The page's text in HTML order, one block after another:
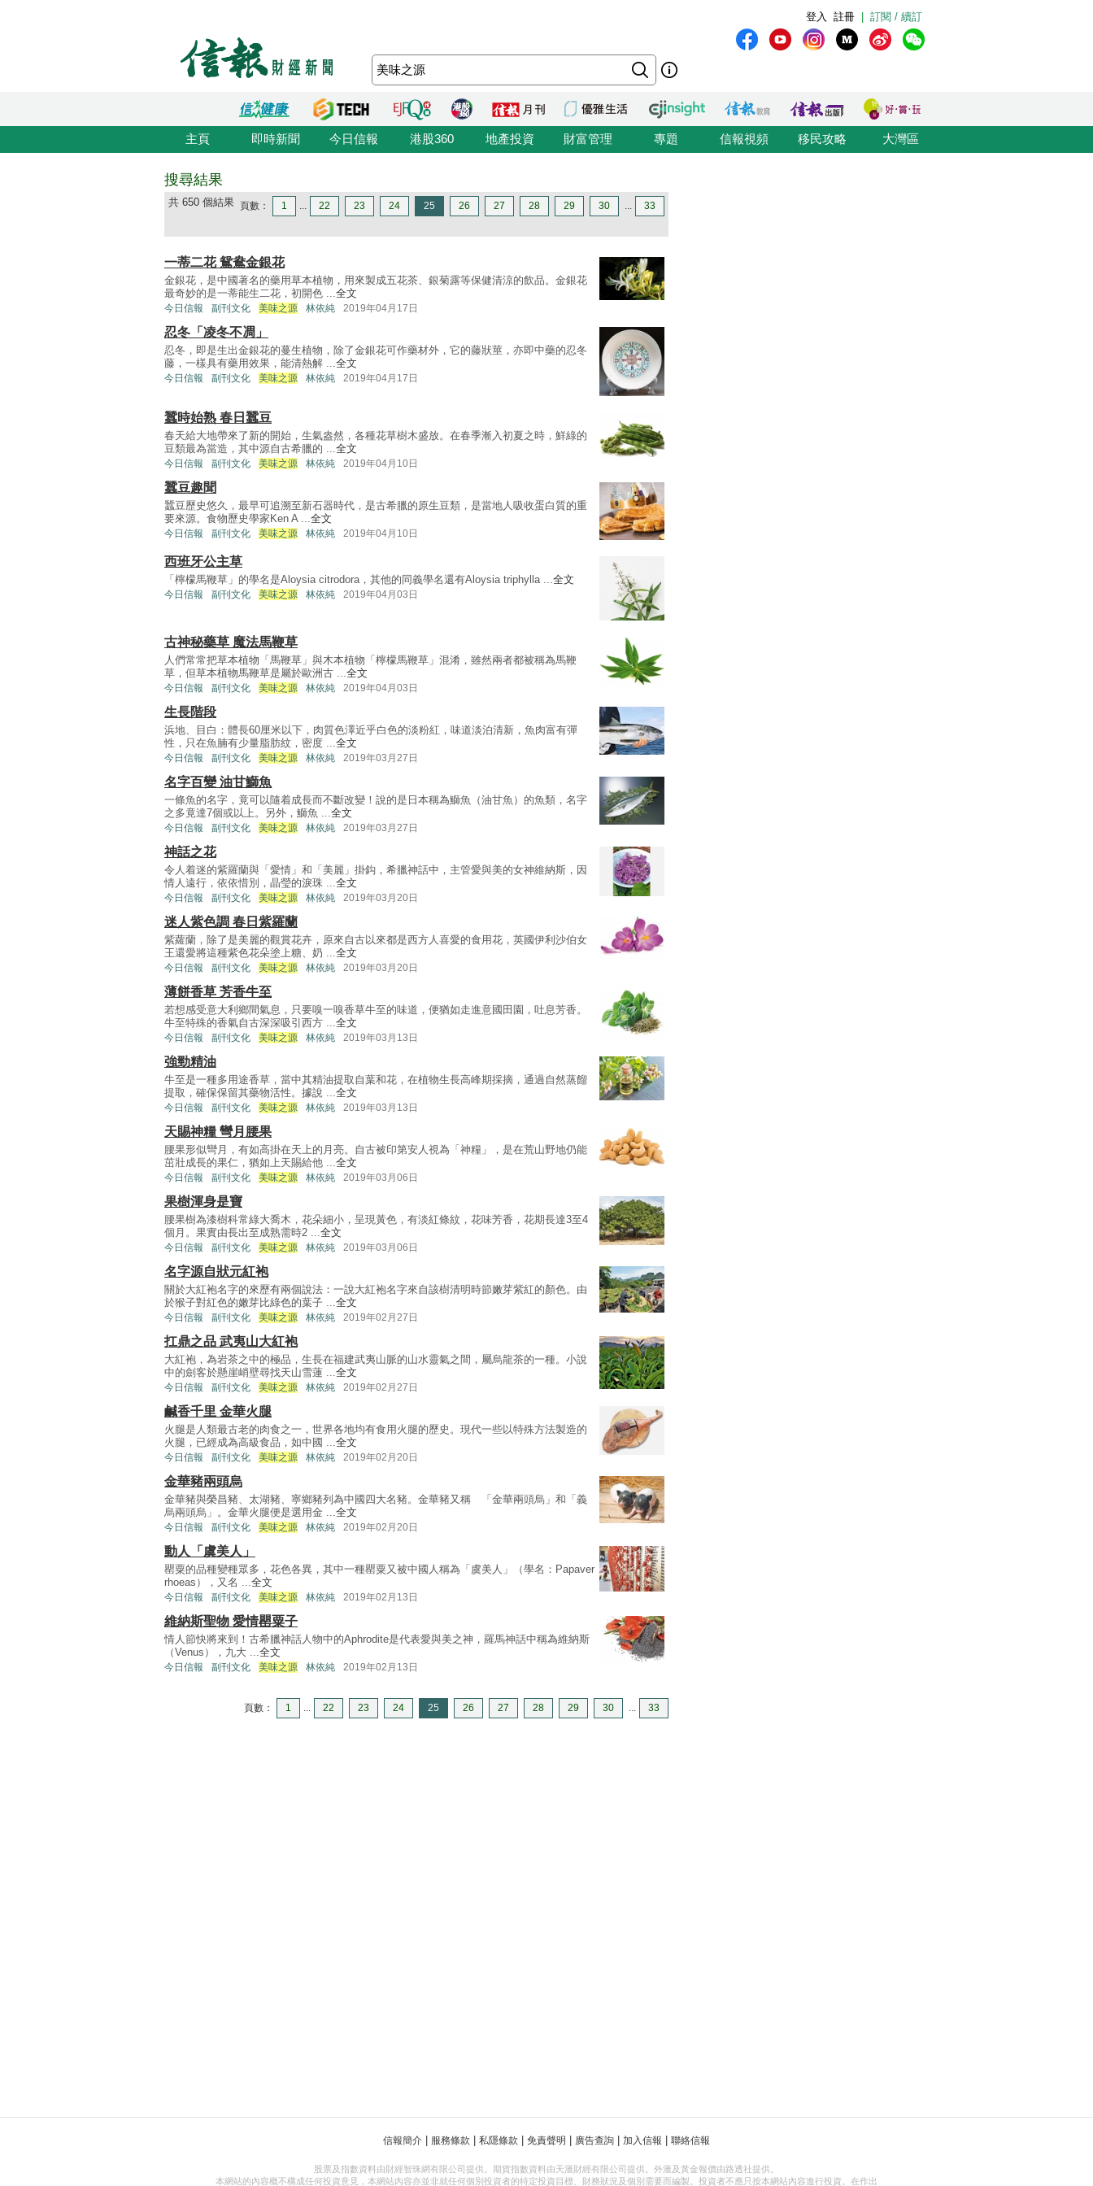
訂閱 / 續訂
註冊
登入
主頁 即時新聞 今日信報 港股360 地產投資 財富管理 專題 信報視頻 移民攻略 大灣區
搜尋結果
共 650 個結果 頁數： 1 ... 22 23 24 25 26 27 28 29 30 ... 33
一蒂二花 鴛鴦金銀花
金銀花，是中國著名的藥用草本植物，用來製成五花茶、銀菊露等保健清涼的飲品。金銀花
最奇妙的是一蒂能生二花，初開色 ...全文
今日信報 副刊文化 美味之源 林依純 2019年04月17日
忍冬「凌冬不凋」
忍冬，即是生出金銀花的蔓生植物，除了金銀花可作藥材外，它的藤狀莖，亦即中藥的忍冬
藤，一樣具有藥用效果，能清熱解 ...全文
今日信報 副刊文化 美味之源 林依純 2019年04月17日
蠶時始熟 春日蠶豆
春天給大地帶來了新的開始，生氣盎然，各種花草樹木盛放。在春季漸入初夏之時，鮮綠的
豆類最為當造，其中源自古希臘的 ...全文
今日信報 副刊文化 美味之源 林依純 2019年04月10日
蠶豆趣聞
蠶豆歷史悠久，最早可追溯至新石器時代，是古希臘的原生豆類，是當地人吸收蛋白質的重
要來源。食物歷史學家Ken A ...全文
今日信報 副刊文化 美味之源 林依純 2019年04月10日
西班牙公主草
「檸檬馬鞭草」的學名是Aloysia citrodora，其他的同義學名還有Aloysia triphylla ...全文
今日信報 副刊文化 美味之源 林依純 2019年04月03日
古神秘藥草 魔法馬鞭草
人們常常把草本植物「馬鞭草」與木本植物「檸檬馬鞭草」混淆，雖然兩者都被稱為馬鞭
草，但草本植物馬鞭草是屬於歐洲古 ...全文
今日信報 副刊文化 美味之源 林依純 2019年04月03日
生長階段
浜地、目白：體長60厘米以下，肉質色澤近乎白色的淡粉紅，味道淡泊清新，魚肉富有彈
性，只在魚腩有少量脂肪紋，密度 ...全文
今日信報 副刊文化 美味之源 林依純 2019年03月27日
名字百變 油甘鰤魚
一條魚的名字，竟可以隨着成長而不斷改變！說的是日本稱為鰤魚（油甘魚）的魚類，名字
之多竟達7個或以上。另外，鰤魚 ...全文
今日信報 副刊文化 美味之源 林依純 2019年03月27日
神話之花
令人着迷的紫羅蘭與「愛情」和「美麗」掛鈎，希臘神話中，主管愛與美的女神維納斯，因
情人遠行，依依惜別，晶瑩的淚珠 ...全文
今日信報 副刊文化 美味之源 林依純 2019年03月20日
迷人紫色調 春日紫羅蘭
紫蘿蘭，除了是美麗的觀賞花卉，原來自古以來都是西方人喜愛的食用花，英國伊利沙伯女
王還愛將這種紫色花朵塗上糖、奶 ...全文
今日信報 副刊文化 美味之源 林依純 2019年03月20日
薄餅香草 芳香牛至
若想感受意大利鄉間氣息，只要嗅一嗅香草牛至的味道，便猶如走進意國田園，吐息芳香。
牛至特殊的香氣自古深深吸引西方 ...全文
今日信報 副刊文化 美味之源 林依純 2019年03月13日
強勁精油
牛至是一種多用途香草，當中其精油提取自葉和花，在植物生長高峰期採摘，通過自然蒸餾
提取，確保保留其藥物活性。據說 ...全文
今日信報 副刊文化 美味之源 林依純 2019年03月13日
天賜神糧 彎月腰果
腰果形似彎月，有如高掛在天上的月亮。自古被印第安人視為「神糧」，是在荒山野地仍能
茁壯成長的果仁，猶如上天賜給他 ...全文
今日信報 副刊文化 美味之源 林依純 2019年03月06日
果樹渾身是寶
腰果樹為漆樹科常綠大喬木，花朵細小，呈現黃色，有淡紅條紋，花味芳香，花期長達3至4
個月。果實由長出至成熟需時2 ...全文
今日信報 副刊文化 美味之源 林依純 2019年03月06日
名字源自狀元紅袍
關於大紅袍名字的來歷有兩個說法：一說大紅袍名字來自該樹清明時節嫩芽紫紅的顏色。由
於猴子對紅色的嫩芽比綠色的葉子 ...全文
今日信報 副刊文化 美味之源 林依純 2019年02月27日
扛鼎之品 武夷山大紅袍
大紅袍，為岩茶之中的極品，生長在福建武夷山脈的山水靈氣之間，屬烏龍茶的一種。小說
中的劍客於懸崖峭壁尋找天山雪蓮 ...全文
今日信報 副刊文化 美味之源 林依純 2019年02月27日
鹹香千里 金華火腿
火腿是人類最古老的肉食之一，世界各地均有食用火腿的歷史。現代一些以特殊方法製造的
火腿，已經成為高級食品，如中國 ...全文
今日信報 副刊文化 美味之源 林依純 2019年02月20日
金華豬兩頭烏
金華豬與榮昌豬、太湖豬、寧鄉豬列為中國四大名豬。金華豬又稱 「金華兩頭烏」和「義
烏兩頭烏」。金華火腿便是選用金 ...全文
今日信報 副刊文化 美味之源 林依純 2019年02月20日
動人「虞美人」
罌粟的品種變種眾多，花色各異，其中一種罌粟又被中國人稱為「虞美人」（學名：Papaver
rhoeas），又名 ...全文
今日信報 副刊文化 美味之源 林依純 2019年02月13日
維納斯聖物 愛情罌粟子
情人節快將來到！古希臘神話人物中的Aphrodite是代表愛與美之神，羅馬神話中稱為維納斯
（Venus），九大 ...全文
今日信報 副刊文化 美味之源 林依純 2019年02月13日
頁數： 1 ... 22 23 24 25 26 27 28 29 30 ... 33
信報簡介 服務條款 私隱條款 免責聲明 廣告查詢 加入信報 聯絡信報
股票及指數資料由財經智珠網有限公司提供。期貨指數資料由天滙財經有限公司提供。外滙及黃金報價由路透社提供。
本網站的內容概不構成任何投資意見，本網站內容亦並非就任何個別投資者的特定投資目標、財務狀況及個別需要而編製。投資者不應只按本網站內容進行投資。在作出